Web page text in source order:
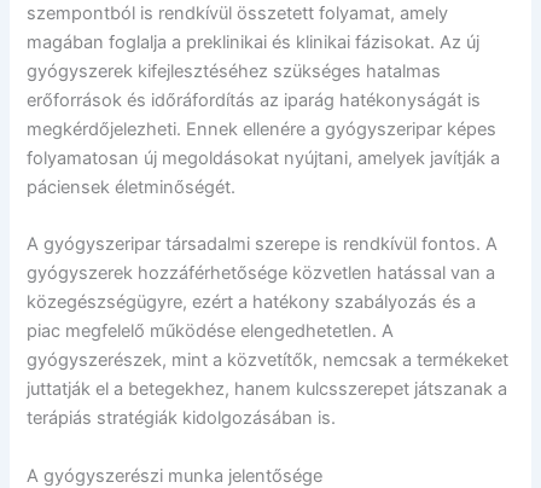
szempontból is rendkívül összetett folyamat, amely
magában foglalja a preklinikai és klinikai fázisokat. Az új
gyógyszerek kifejlesztéséhez szükséges hatalmas
erőforrások és időráfordítás az iparág hatékonyságát is
megkérdőjelezheti. Ennek ellenére a gyógyszeripar képes
folyamatosan új megoldásokat nyújtani, amelyek javítják a
páciensek életminőségét.
A gyógyszeripar társadalmi szerepe is rendkívül fontos. A
gyógyszerek hozzáférhetősége közvetlen hatással van a
közegészségügyre, ezért a hatékony szabályozás és a
piac megfelelő működése elengedhetetlen. A
gyógyszerészek, mint a közvetítők, nemcsak a termékeket
juttatják el a betegekhez, hanem kulcsszerepet játszanak a
terápiás stratégiák kidolgozásában is.
A gyógyszerészi munka jelentősége